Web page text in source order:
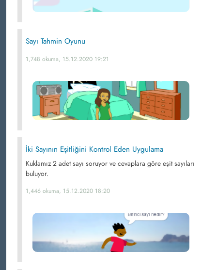
Sayı Tahmin Oyunu
1,748 okuma, 15.12.2020 19:21
İki Sayının Eşitliğini Kontrol Eden Uygulama
Kuklamız 2 adet sayı soruyor ve cevaplara göre eşit sayıları
buluyor.
1,446 okuma, 15.12.2020 18:20